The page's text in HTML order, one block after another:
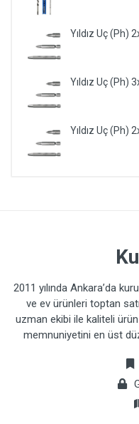
Yıldız Uç (Ph)
Yıldız Uç (Ph)
Yıldız Uç (Ph)
2011 yılında Ankara’da
ve ev ürünleri toptan
uzman ekibi ile kaliteli
memnuniyetini en üst